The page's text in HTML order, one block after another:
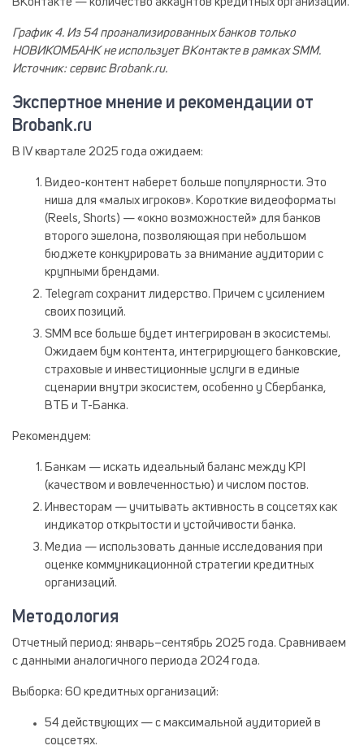
ВКонтакте — количество аккаунтов кредитных организаций.
График 4. Из 54 проанализированных банков только
НОВИКОМБАНК не использует ВКонтакте в рамках SMM.
Источник: сервис Brobank.ru.
Экспертное мнение и рекомендации от
Brobank.ru
В IV квартале 2025 года ожидаем:
Видео-контент наберет больше популярности. Это
ниша для «малых игроков». Короткие видеоформаты
(Reels, Shorts) — «окно возможностей» для банков
второго эшелона, позволяющая при небольшом
бюджете конкурировать за внимание аудитории с
крупными брендами.
Telegram сохранит лидерство. Причем с усилением
своих позиций.
SMM все больше будет интегрирован в экосистемы.
Ожидаем бум контента, интегрирующего банковские,
страховые и инвестиционные услуги в единые
сценарии внутри экосистем, особенно у Сбербанка,
ВТБ и Т-Банка.
Рекомендуем:
Банкам — искать идеальный баланс между KPI
(качеством и вовлеченностью) и числом постов.
Инвесторам — учитывать активность в соцсетях как
индикатор открытости и устойчивости банка.
Медиа — использовать данные исследования при
оценке коммуникационной стратегии кредитных
организаций.
Методология
Отчетный период: январь–сентябрь 2025 года. Сравниваем
с данными аналогичного периода 2024 года.
Выборка: 60 кредитных организаций:
54 действующих — с максимальной аудиторией в
соцсетях.